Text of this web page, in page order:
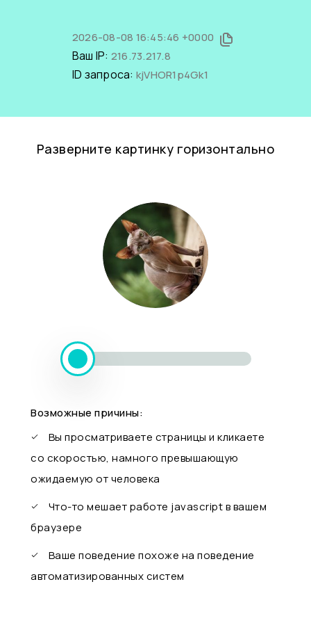
2026-08-08 16:45:46 +0000
Ваш IP: 216.73.217.8
ID запроса: kjVHOR1p4Gk1
Разверните картинку горизонтально
Возможные причины:
Вы просматриваете страницы и кликаете
со скоростью, намного превышающую
ожидаемую от человека
Что-то мешает работе javascript в вашем
браузере
Ваше поведение похоже на поведение
автоматизированных систем